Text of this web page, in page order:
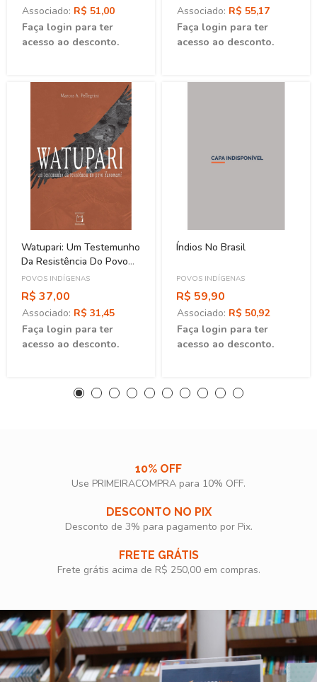
Associado: R$ 51,00
Faça login para ter
acesso ao desconto.
Watupari: Um Testemunho
Da Resistência Do Povo
Yanomami
POVOS INDÍGENAS
R$ 37,00
Associado: R$ 31,45
Faça login para ter
acesso ao desconto.
Associado: R$ 55,17
Faça login para ter
acesso ao desconto.
Índios No Brasil
POVOS INDÍGENAS
R$ 59,90
Associado: R$ 50,92
Faça login para ter
acesso ao desconto.
10% OFF
Use PRIMEIRACOMPRA para 10% OFF.​
DESCONTO NO PIX
Desconto de 3% para pagamento por Pix.
FRETE GRÁTIS
Frete grátis acima de R$ 250,00 em compras.